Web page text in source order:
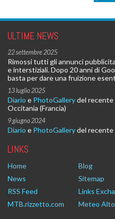
ULTIME NEWS
22 settembre 2025
Rimossi tutti gli annunci
e interstiziali. Dopo 20 anni di
basta per dare una fruizione
13 luglio 2025
Diario e PhotoGallerydel recente
Occitania (Francia)
9 giugno 2024
Diario e PhotoGallerydel recente
LINKS
Home Blog
News
Sitemap
RSS Feed
Links
MTB.rizzetto.com
Meteo